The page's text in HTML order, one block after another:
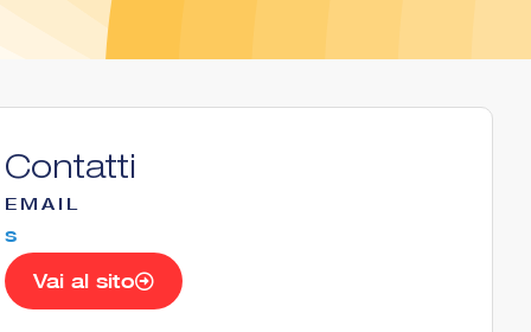
Contatti
EMAIL
s
Vai al sito